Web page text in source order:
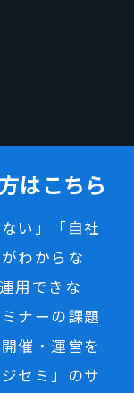
はこちら
い」「自社
わからな
用できな
ナーの課題
催・運営を
セミ」のサ